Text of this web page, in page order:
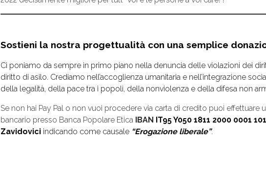
Sostieni la nostra progettualità con una semplice
Ci poniamo da sempre in primo piano nella denuncia delle violazioni dei
diritto di asilo. Crediamo nell’accoglienza umanitaria e nell’integrazione
della legalità, della pace tra i popoli, della nonviolenza e della difesa non
Se non hai Pay Pal o non vuoi procedere via carta di credito puoi effettuare
bancario presso Banca Popolare Etica IBAN IT95 Y050 1811 2000 0001
Zavidovici indicando come causale “Erogazione liberale”.